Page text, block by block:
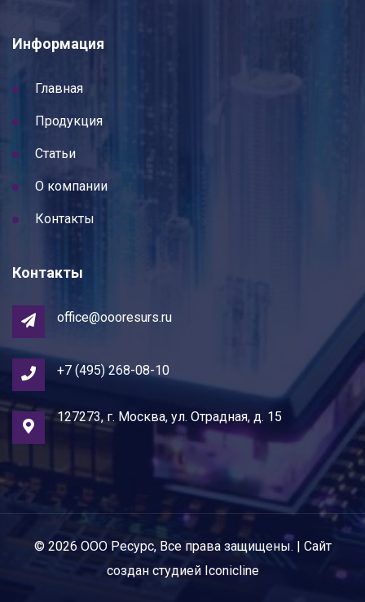
Информация
Главная
Продукция
Статьи
О компании
Контакты
Контакты
office@oooresurs.ru
+7 (495) 268-08-10
127273, г. Москва, ул. Отрадная, д. 15
© 2026 ООО Ресурс, Все права защищены. | Сайт
создан студией Iconicline